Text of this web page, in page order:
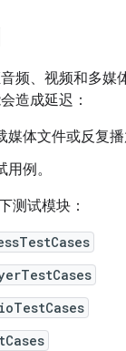
频、视频和多媒
造成延迟：
体文件或反复播
例。
测试模块：